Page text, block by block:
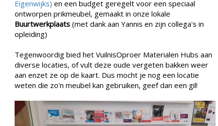
Eigenwijks) en een budget geregelt voor een speciaal
ontworpen prikmeubel, gemaakt in onze lokale
Buurtwerkplaats (met dank aan Yannis en zijn collega's in
opleiding)
Tegenwoordig bied het VuilnisOproer Materialen Hubs aan
diverse locaties, of vult deze oude vergeten bakken weer
aan enzet ze op de kaart. Dus mocht je nog een locatie
weten die zo'n meubel kan gebruiken, geef dan een gil!